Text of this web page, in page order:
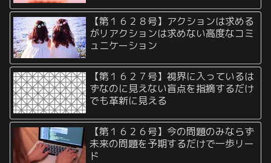
【第１６２８号】アクションは求める
がリアクションは求めない高度なコミ
ュニケーション
【第１６２７号】視界に入っているは
ずなのに見えない盲点を指摘するだけ
でも革新に見える
【第１６２６号】今の問題のみならず
未来の問題を予期するだけで一歩リー
ド